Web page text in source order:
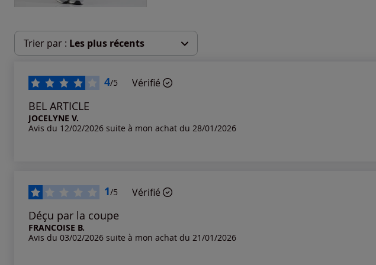
Trier par : Les plus récents
Les plus anciens
4/5 Vérifié
BEL ARTICLE
JOCELYNE V.
Avis du 12/02/2026 suite à mon achat du 28/01/2026
1/5 Vérifié
Déçu par la coupe
FRANCOISE B.
Avis du 03/02/2026 suite à mon achat du 21/01/2026